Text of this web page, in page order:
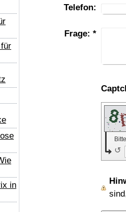
in
Telefon:
Frage: *
↺